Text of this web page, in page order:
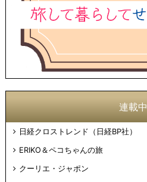
連載中
日経クロストレンド（日経BP社）
ERIKO＆ペコちゃんの旅
クーリエ・ジャポン